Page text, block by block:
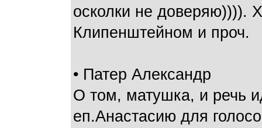
осколки не доверяю)))).
Клипенштейном и проч.
• Патер Александр
О том, матушка, и речь
еп.Анастасию для